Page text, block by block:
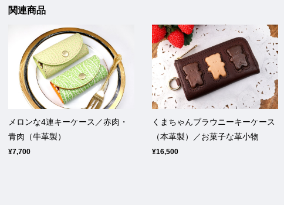
関連商品
メロンな4連キーケース／赤肉・
青肉（牛革製）
¥7,700
くまちゃんブラウニーキーケース
（本革製）／お菓子な革小物
¥16,500